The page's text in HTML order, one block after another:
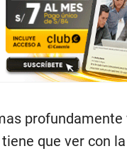
que ver con